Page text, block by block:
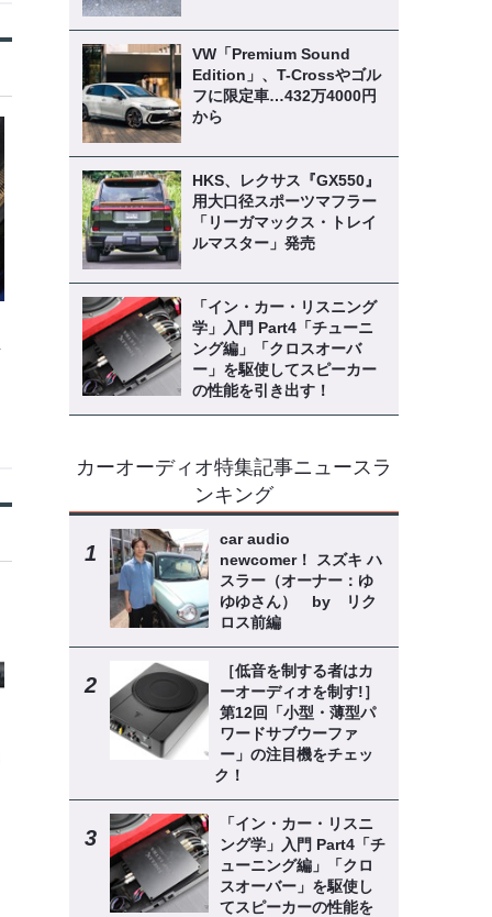
VW「Premium Sound
Edition」、T-Crossやゴル
フに限定車…432万4000円
から
HKS、レクサス『GX550』
用大口径スポーツマフラー
「リーガマックス・トレイ
ルマスター」発売
「イン・カー・リスニング
学」入門 Part4「チューニ
ング編」「クロスオーバ
ー」を駆使してスピーカー
の性能を引き出す！
カーオーディオ特集記事ニュースラ
ンキング
car audio
newcomer！ スズキ ハ
スラー（オーナー：ゆ
ゆゆさん） by リク
ロス前編
［低音を制する者はカ
ーオーディオを制す!］
第12回「小型・薄型パ
ワードサブウーファ
ー」の注目機をチェッ
ク！
「イン・カー・リスニ
ング学」入門 Part4「チ
ューニング編」「クロ
スオーバー」を駆使し
てスピーカーの性能を